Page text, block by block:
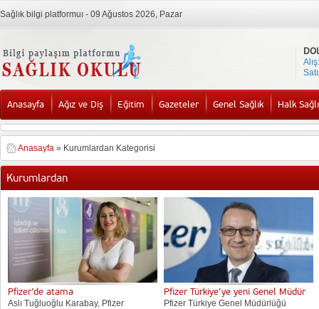
Sağlık bilgi platformuı - 09 Ağustos 2026, Pazar
Alış:
Anasayfa Ağız ve Diş Eğitim Gazeteler Genel Sağlık Halk
Anasayfa » Kurumlardan Kategorisi
Kurumlardan
Pfizer’de atama
Aslı Tuğluoğlu Karabay, Pfizer
Pfizer Türkiye’ye yeni Genel Müdür
Pfizer Türkiye Genel Müdürlüğü